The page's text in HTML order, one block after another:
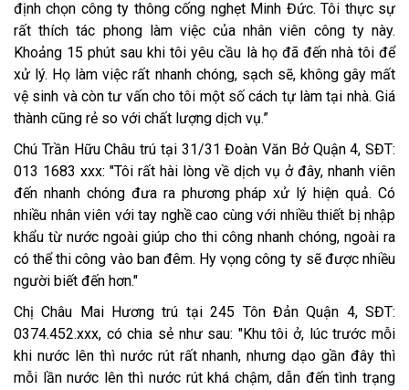
định chọn công ty thông cống nghẹt Minh Đức. Tôi thực sự
rất thích tác phong làm việc của nhân viên công ty này.
Khoảng 15 phút sau khi tôi yêu cầu là họ đã đến nhà tôi để
xử lý. Họ làm việc rất nhanh chóng, sạch sẽ, không gây mất
vệ sinh và còn tư vấn cho tôi một số cách tự làm tại nhà. Giá
thành cũng rẻ so với chất lượng dịch vụ.”
Chú Trần Hữu Châu trú tại 31/31 Đoàn Văn Bở Quận 4, SĐT:
013 1683 xxx: "Tôi rất hài lòng về dịch vụ ở đây, nhanh viên
đến nhanh chóng đưa ra phương pháp xử lý hiện quả. Có
nhiều nhân viên với tay nghề cao cùng với nhiều thiết bị nhập
khẩu từ nước ngoài giúp cho thi công nhanh chóng, ngoài ra
có thể thi công vào ban đêm. Hy vọng công ty sẽ được nhiều
người biết đến hơn."
Chị Châu Mai Hương trú tại 245 Tôn Đản Quận 4, SĐT:
0374.452.xxx, có chia sẻ như sau: "Khu tôi ở, lúc trước mỗi
khi nước lên thì nước rút rất nhanh, nhưng dạo gần đây thì
mỗi lần nước lên thì nước rút khá chậm, dẫn đến tình trạng